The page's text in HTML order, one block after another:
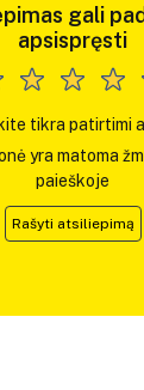
gali
apsispręsti
tikra patirtimi
yra matoma
paieškoje
Rašyti atsiliepimą